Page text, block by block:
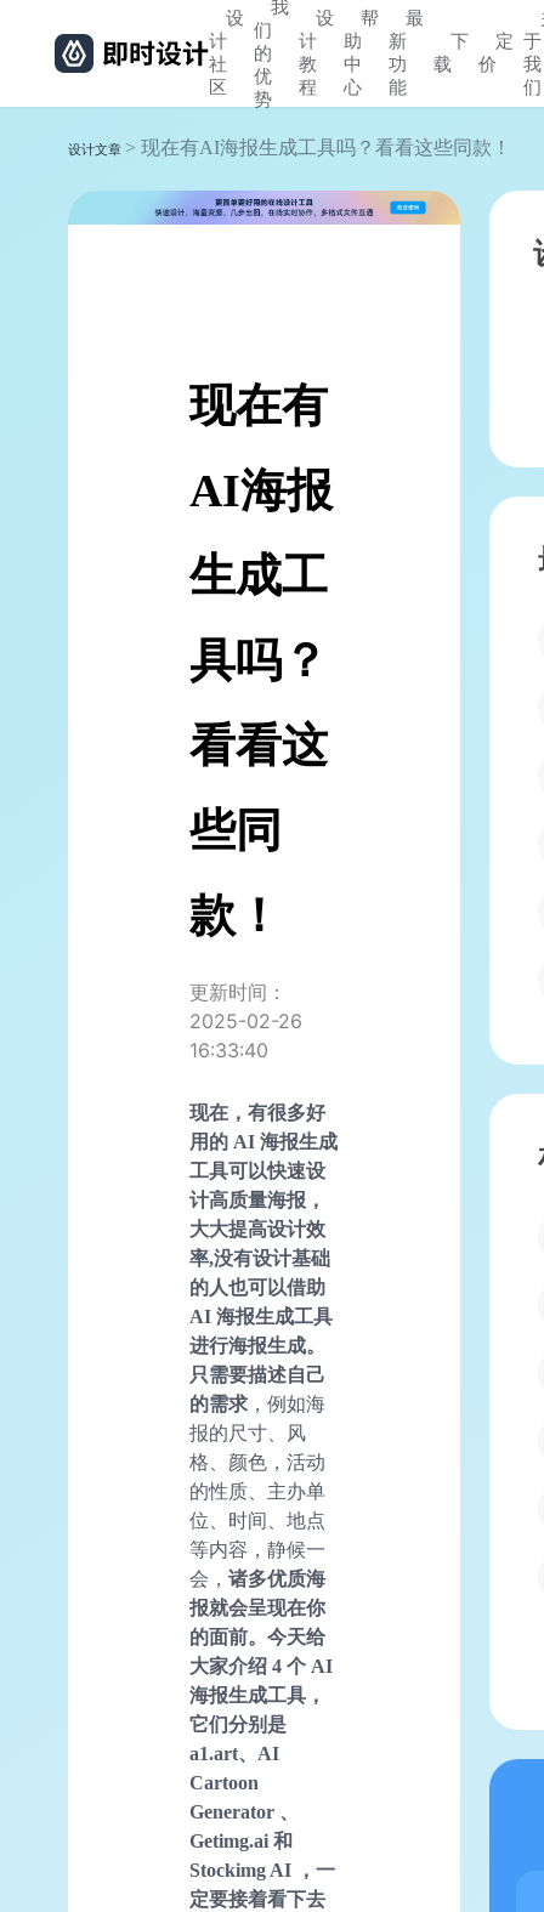
设
计
社
区
我
们
的
优
势
设
计
教
程
帮
助
中
心
最
新
功
能
下
载
定
价
于
我
们
设计文章 > 现在有AI海报生成工具吗？看看这些同款！
现在有
AI海报
生成工
具吗？
看看这
些同
款！
更新时间：
2025-02-26
16:33:40
现在，有很多好
用的 AI 海报生成
工具可以快速设
计高质量海报，
大大提高设计效
率,没有设计基础
的人也可以借助
AI 海报生成工具
进行海报生成。
只需要描述自己
的需求 ，例如海
报的尺寸、风
格、颜色，活动
的性质、主办单
位、时间、地点
等内容，静候一
会， 诸多优质海
报就会呈现在你
的面前。今天给
大家介绍 4 个 AI
海报生成工具，
它们分别是
a1.art、AI
Cartoon
Generator 、
Getimg.ai 和
Stockimg AI ，一
定要接着看下去